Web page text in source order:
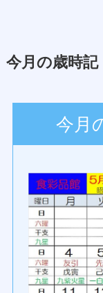
今月の歳時記
今月